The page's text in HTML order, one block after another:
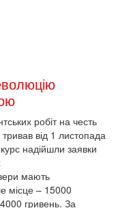
робіт на честь
від 1 листопада
надійшли заявки
мають
місце – 15000
гривень. За